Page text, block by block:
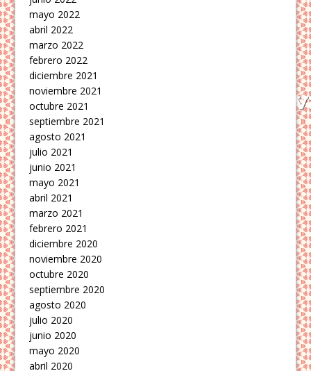
mayo 2022
abril 2022
marzo 2022
febrero 2022
diciembre 2021
noviembre 2021
octubre 2021
septiembre 2021
agosto 2021
julio 2021
junio 2021
mayo 2021
abril 2021
marzo 2021
febrero 2021
diciembre 2020
noviembre 2020
octubre 2020
septiembre 2020
agosto 2020
julio 2020
junio 2020
mayo 2020
abril 2020